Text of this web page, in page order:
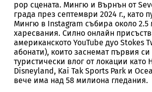
pop сцената. Мингю и Върнън от
града през септември 2024 г., като
Мингю в Instagram събира около 2.5
харесвания. Силно онлайн
американското YouTube дуо Stokes
абонати), които заснемат първия си
туристически влог от локации като
Disneyland, Kai Tak Sports Park и
вече има над 58 милиона гледания.